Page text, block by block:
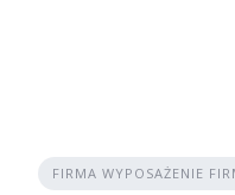
FIRMA WYPOSAŻENIE